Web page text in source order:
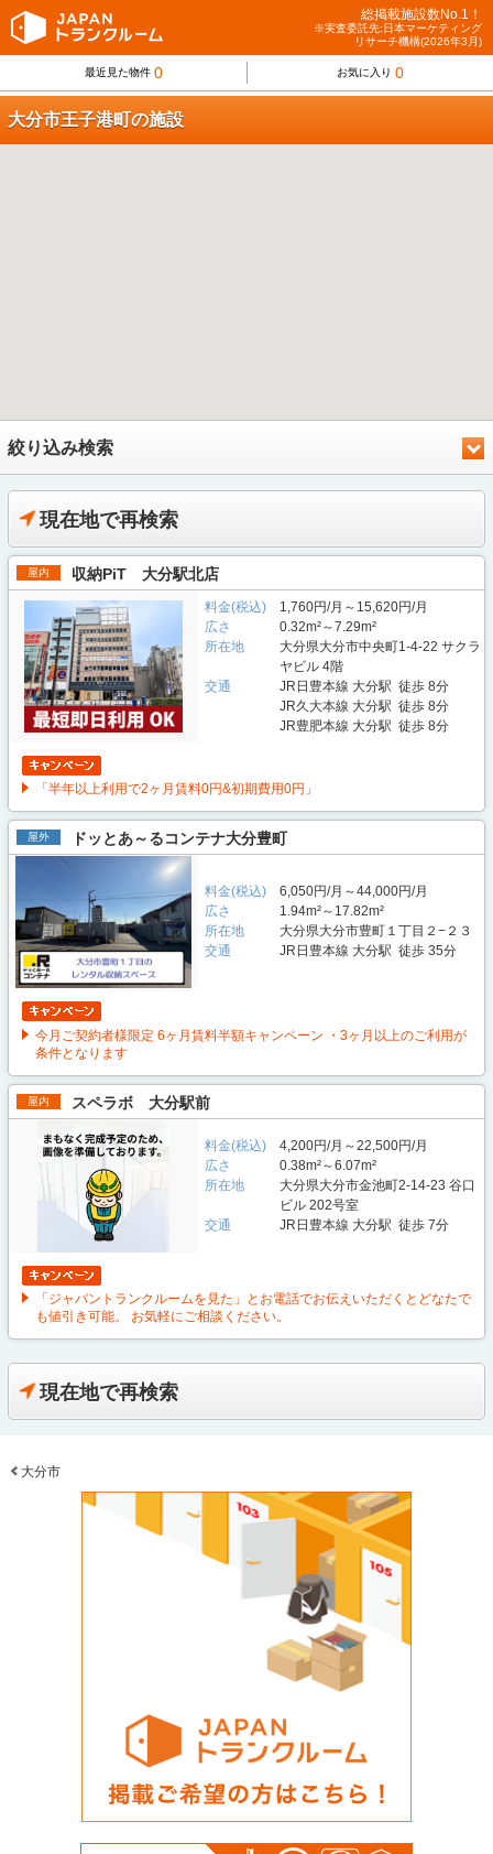
総掲載施設数No.1！
※実査委託先:日本マーケティング
リサーチ機構(2026年3月)
最近見た物件 0 お気に入り 0
大分市王子港町の施設
絞り込み検索
現在地で再検索
屋内 収納PiT 大分駅北店
料金(税込)
1,760円/月～15,620円/月
広さ
0.32m²～7.29m²
所在地
大分県大分市中央町1-4-22 サクラ
ヤビル 4階
交通
JR日豊本線 大分駅 徒歩 8分
JR久大本線 大分駅 徒歩 8分
JR豊肥本線 大分駅 徒歩 8分
「半年以上利用で2ヶ月賃料0円&初期費用0円」
屋外 ドッとあ～るコンテナ大分豊町
料金(税込)
6,050円/月～44,000円/月
広さ
1.94m²～17.82m²
所在地
大分県大分市豊町１丁目２−２３
交通
JR日豊本線 大分駅 徒歩 35分
今月ご契約者様限定 6ヶ月賃料半額キャンペーン ・3ヶ月以上のご利用が
条件となります
屋内 スペラボ 大分駅前
料金(税込)
4,200円/月～22,500円/月
広さ
0.38m²～6.07m²
所在地
大分県大分市金池町2-14-23 谷口
ビル 202号室
交通
JR日豊本線 大分駅 徒歩 7分
「ジャパントランクルームを見た」とお電話でお伝えいただくとどなたで
も値引き可能。 お気軽にご相談ください。
現在地で再検索
大分市